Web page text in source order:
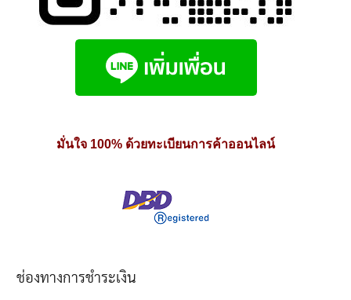
มั่นใจ 100% ด้วยทะเบียนการค้าออนไลน์
ช่องทางการชำระเงิน